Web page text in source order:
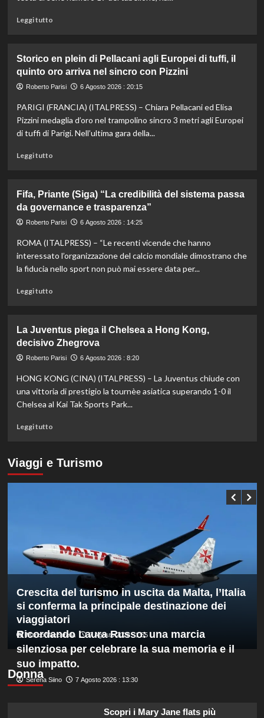
Bonucci
tra
i
Leggi tuttoLeggi
Darderi
agli
ottavi
Masters
1000
di
set
Storico en plein di Pellacani agli Europei di tuffi, il
quinto oro arriva nel sincro con Pizzini
Roberto Parisi 6 Agosto 2026 : 20:15
PARIGI (FRANCIA) (ITALPRESS) – Chiara Pellacani ed Elisa
Pizzini medaglia d’oro nel trampolino sincro 3 metri agli Europei
di tuffi di Parigi. Nell’ultima gara della...
Leggi tuttoLeggi
Storico
en
plein
Pellacani
agli
Europei
arriva
nel
sincro
Pizzini
Fifa, Priante (Siga) “La credibilità del sistema passa
da governance e trasparenza”
Roberto Parisi 6 Agosto 2026 : 14:25
ROMA (ITALPRESS) – “Le recenti vicende che hanno
interessato l’organizzazione del calcio mondiale dimostrano che
la fiducia nello sport non può mai essere data per...
Leggi tuttoLeggi
Fifa,
Priante
(Siga)
credibilità
del
sistema
trasparenza”
La Juventus piega il Chelsea a Hong Kong,
decisivo Zhegrova
Roberto Parisi 6 Agosto 2026 : 8:20
HONG KONG (CINA) (ITALPRESS) – La Juventus chiude con
una vittoria di prestigio la tournèe asiatica superando 1-0 il
Chelsea al Kai Tak Sports Park...
Leggi tuttoLeggi
su
La
Juventus
Kong,
decisivo
Zhegrova
Viaggi e Turismo
Crescita del turismo in uscita da Malta, l’Italia
si conferma la principale destinazione dei
viaggiatori
Marco Vaccarella 7 Agosto 2026 : 1:55
Donna
Ricordando Laura Russo: una marcia
silenziosa per celebrare la sua memoria e il
suo impatto.
Serena Siino 7 Agosto 2026 : 13:30
Scopri i Mary Jane flats più